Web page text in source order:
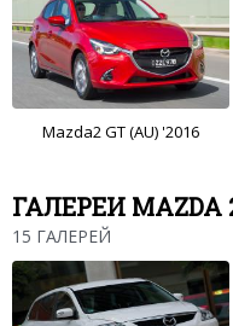
Mazda2 GT (AU) '2016
ГАЛЕРЕИ MAZDA
15 ГАЛЕРЕЙ